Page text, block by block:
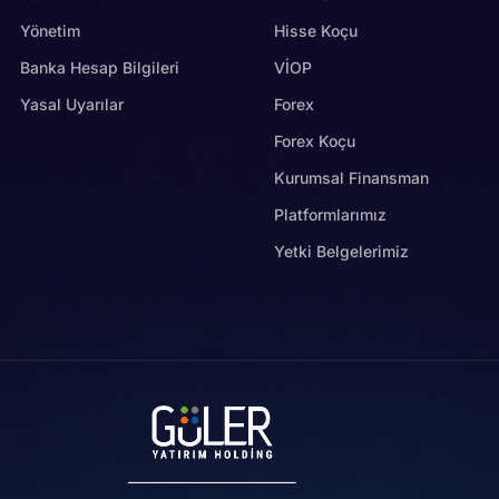
Yönetim
Banka Hesap Bilgileri
Yasal Uyarılar
Hisse Koçu
VİOP
Forex
Forex Koçu
Kurumsal Finansman
Platformlarımız
Yetki Belgelerimiz